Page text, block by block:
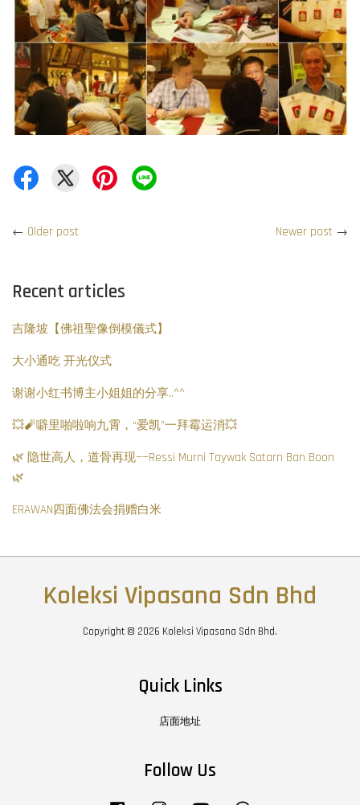
← Older post Newer post →
Recent articles
吉隆坡【佛祖聖像倒模儀式】
大小通吃 开光仪式
谢谢小红书博主小姐姐的分享..^^
💥🧨噼里啪啦响九霄，“爱凯”一拜霉运消💥
🌿 隐世高人，道骨再现——Ressi Murni Taywak Satarn Ban Boon
🌿
ERAWAN四面佛法会捐赠白米
Koleksi Vipasana Sdn Bhd
Copyright © 2026 Koleksi Vipasana Sdn Bhd.
Quick Links
店面地址
Follow Us